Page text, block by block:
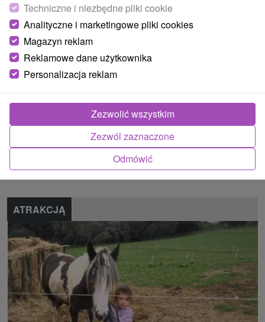
Region turystyczny
vrchy, Trenčiansky kraj, Biele Karpaty
Znalazłeś błąd lub chcesz polecić nam nową atrakcję
Zgłoś błąd
ATRAKCJĄ
Techniczne i niezbędne pliki cookie
Analityczne i marketingowe pliki cookies
Magazyn reklam
Reklamowe dane użytkownika
Personalizacja reklam
Odmówić
Zezwól zaznaczone
Zezwolić wszystkim